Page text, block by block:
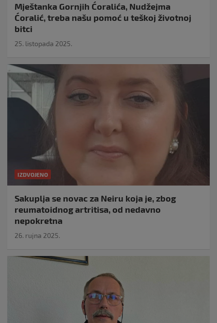
Mještanka Gornjih Ćoralića, Nudžejma
Ćoralić, treba našu pomoć u teškoj životnoj
bitci
25. listopada 2025.
IZDVOJENO
Sakuplja se novac za Neiru koja je, zbog
reumatoidnog artritisa, od nedavno
nepokretna
26. rujna 2025.